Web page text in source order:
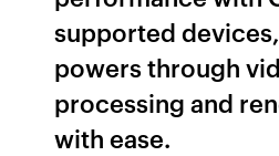
supported
powers through
processing and
with ease.